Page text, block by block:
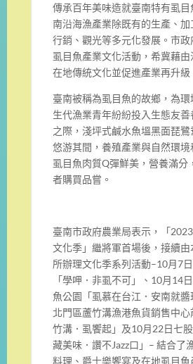
傳承百年美味造就臺南特有虱
南沿海漁產業除既有的生產、
行銷、觀光等多元化發展。市
虱目魚產業文化活動，希冀藉
在地傳統文化並促進產業再升級
臺南被稱為虱目魚的故鄉，為
生代漁業青年紛紛投入生態友
之際，淺坪式鹹水魚塭黑面琵
悠游其間，養殖產業與自然環
虱目魚肉質Q彈鮮美，營養滿分
者購買品嘗。
臺南市政府農業局表示，「
文化季」繼將軍首場後，接續
所辦理文化季系列活動–10月7
「學呷．非虱不可」、10月14
魚公園「虱慕在台江．安南就
北門區蘆竹溝漁港魚貨銷售中
竹溝．虱饗起」及10月22日七
藏美味．讚不Jazz口」– 結合了
料理、爵士樂饗宴及在地虱目